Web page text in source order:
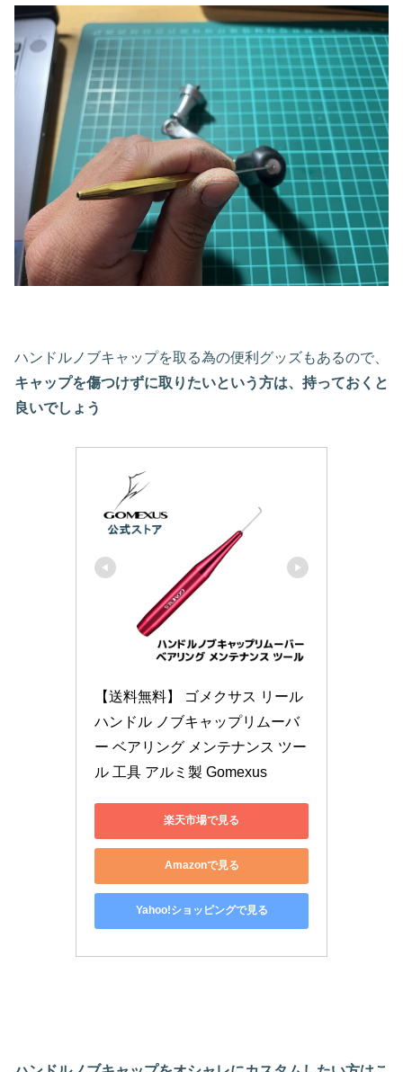
ハンドルノブキャップを取る為の便利グッズもあるので、
キャップを傷つけずに取りたいという方は、持っておくと
良いでしょう
【送料無料】 ゴメクサス リール
ハンドル ノブキャップリムーバ
ー ベアリング メンテナンス ツー
ル 工具 アルミ製 Gomexus
楽天市場で見る
Amazonで見る
Yahoo!ショッピングで見る